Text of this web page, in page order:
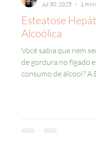
Esteatose
Alcoólica
Você sabia que nem
de gordura no fígado
consumo de álcool? A
Jul 30, 2025
1 min